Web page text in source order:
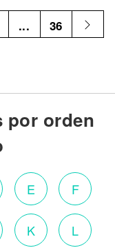
... 36
por orden
E F
K L